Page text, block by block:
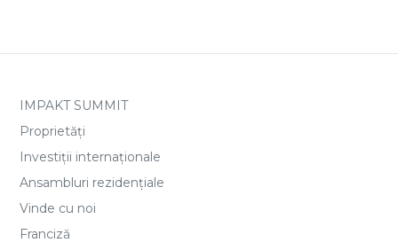
IMPAKT SUMMIT
Proprietăți
Investiții internaționale
Ansambluri rezidențiale
Vinde cu noi
Franciză